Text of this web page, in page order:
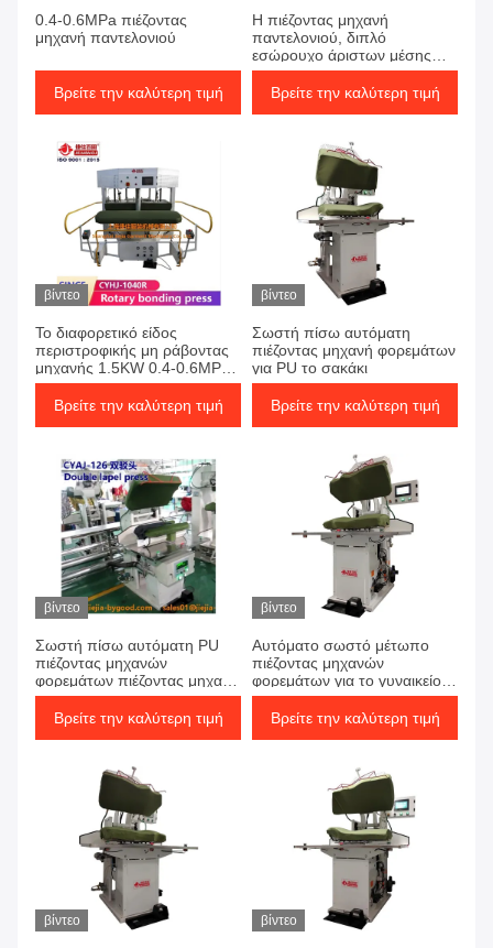
0.4-0.6MPa πιέζοντας
μηχανή παντελονιού
Βρείτε την καλύτερη τιμή
Η πιέζοντας μηχανή
παντελονιού, διπλό
εσώρουχο άριστων μέσης
ντύνει την πιέζοντας μηχανή
Βρείτε την καλύτερη τιμή
βίντεο
Το διαφορετικό είδος
περιστροφικής μη ράβοντας
μηχανής 1.5KW 0.4-0.6MPa
Ιταλία Τύπου υφάσματος
έκανε τη βαλβίδα
Βρείτε την καλύτερη τιμή
βίντεο
Σωστή πίσω αυτόματη
πιέζοντας μηχανή φορεμάτων
για PU το σακάκι
Βρείτε την καλύτερη τιμή
βίντεο
Σωστή πίσω αυτόματη PU
πιέζοντας μηχανών
φορεμάτων πιέζοντας μηχανή
σακακιών
Βρείτε την καλύτερη τιμή
βίντεο
Αυτόματο σωστό μέτωπο
πιέζοντας μηχανών
φορεμάτων για το γυναικείο
PU κοστούμι σακάκι
Βρείτε την καλύτερη τιμή
βίντεο βίντεο